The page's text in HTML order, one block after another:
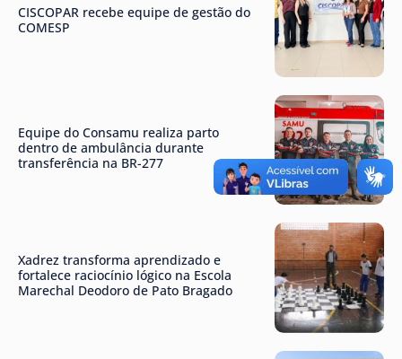
CISCOPAR recebe equipe de gestão do
COMESP
Equipe do Consamu realiza parto
dentro de ambulância durante
transferência na BR-277
Xadrez transforma aprendizado e
fortalece raciocínio lógico na Escola
Marechal Deodoro de Pato Bragado